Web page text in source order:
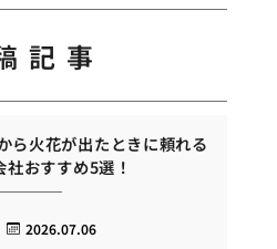
記事
ら火花が出たときに頼れる
社おすすめ5選！
2026.07.06